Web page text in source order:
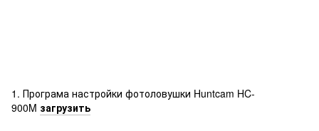
1. Програма настройки фотоловушки Huntcam HC-
900M загрузить